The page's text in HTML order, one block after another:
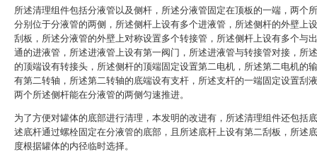
所述清理组件包括分液管以及侧杆，所述分液管固定在顶板的一端，两个
分别位于分液管的两侧，所述侧杆上设有多个进液管，所述侧杆的外壁上
刮板，所述分液管的外壁上对称设置多个转接管，所述侧杆上设有多个与
通的进液管，所述进液管上设有第一阀门，所述进液管与转接管对接，所
的顶端设有转接头，所述侧杆的顶端固定设置第二电机，所述第二电机的
有第二转轴，所述第二转轴的底端设有支杆，所述支杆的一端固定设置刮
两个所述侧杆能在分液管的两侧匀速推进。
为了方便对罐体的底部进行清理，本发明的改进有，所述清理组件还包括
述底杆通过螺栓固定在分液管的底部，且所述底杆上设有第二刮板，所述
度根据罐体的内径临时选择。